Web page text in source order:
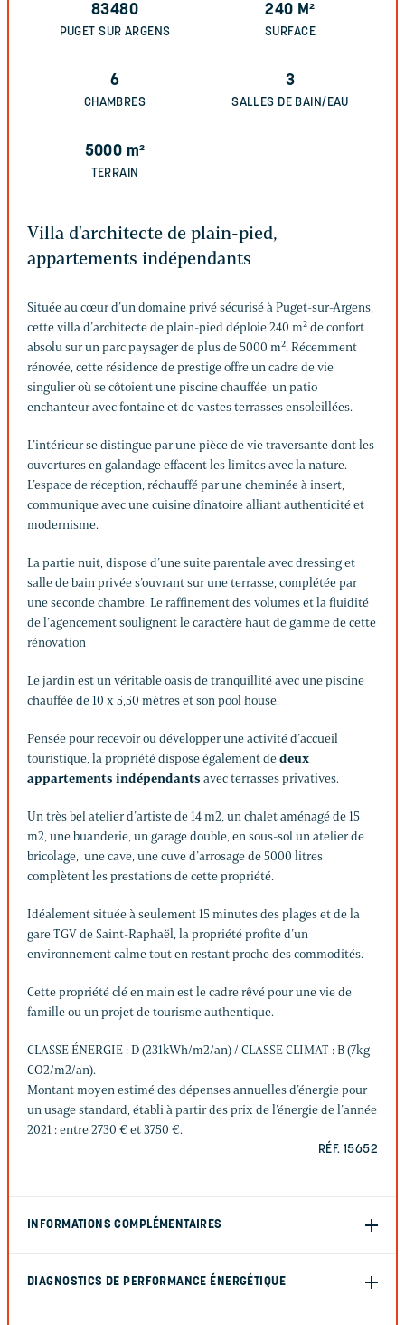
83480
PUGET SUR ARGENS
240 M²
SURFACE
6
CHAMBRES
3
SALLES DE BAIN/EAU
5000 m²
TERRAIN
Villa d'architecte de plain-pied,
appartements indépendants
Située au cœur d’un domaine privé sécurisé à Puget-sur-Argens,
cette villa d’architecte de plain-pied déploie 240 m² de confort
absolu sur un parc paysager de plus de 5000 m². Récemment
rénovée, cette résidence de prestige offre un cadre de vie
singulier où se côtoient une piscine chauffée, un patio
enchanteur avec fontaine et de vastes terrasses ensoleillées.
L’intérieur se distingue par une pièce de vie traversante dont les
ouvertures en galandage effacent les limites avec la nature.
L’espace de réception, réchauffé par une cheminée à insert,
communique avec une cuisine dînatoire alliant authenticité et
modernisme.
La partie nuit, dispose d’une suite parentale avec dressing et
salle de bain privée s’ouvrant sur une terrasse, complétée par
une seconde chambre. Le raffinement des volumes et la fluidité
de l’agencement soulignent le caractère haut de gamme de cette
rénovation
Le jardin est un véritable oasis de tranquillité avec une piscine
chauffée de 10 x 5,50 mètres et son pool house.
Pensée pour recevoir ou développer une activité d’accueil
touristique, la propriété dispose également dedeux
appartements indépendants avec terrasses privatives.
Un très bel atelier d’artiste de 14 m2, un chalet aménagé de 15
m2, une buanderie, un garage double, en sous-sol un atelier de
bricolage, une cave, une cuve d’arrosage de 5000 litres
complètent les prestations de cette propriété.
Idéalement située à seulement 15 minutes des plages et de la
gare TGV de Saint-Raphaël, la propriété profite d’un
environnement calme tout en restant proche des commodités.
Cette propriété clé en main est le cadre rêvé pour une vie de
famille ou un projet de tourisme authentique.
CLASSE ÉNERGIE : D (231kWh/m2/an) / CLASSE CLIMAT : B (7kg
CO2/m2/an).
Montant moyen estimé des dépenses annuelles d’énergie pour
un usage standard, établi à partir des prix de l’énergie de l’année
2021 : entre 2730 € et 3750 €.
RÉF. 15652
INFORMATIONS COMPLÉMENTAIRES
DIAGNOSTICS DE PERFORMANCE ÉNERGÉTIQUE